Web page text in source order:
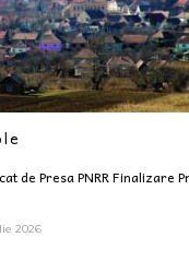
de Presa PNRR Finalizare
2026